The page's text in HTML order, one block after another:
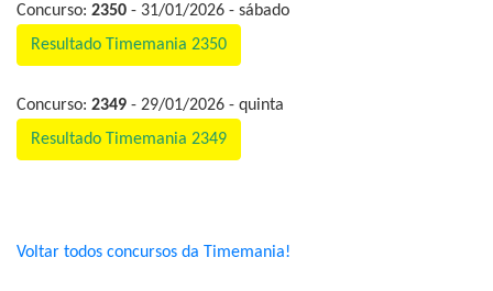
Concurso: 2350 - 31/01/2026 - sábado
Resultado Timemania 2350
Concurso: 2349 - 29/01/2026 - quinta
Resultado Timemania 2349
Voltar todos concursos da Timemania!